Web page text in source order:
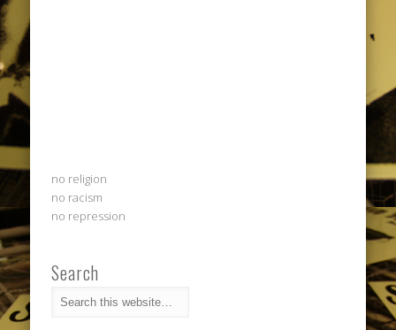
no religion
no racism
no repression
Search